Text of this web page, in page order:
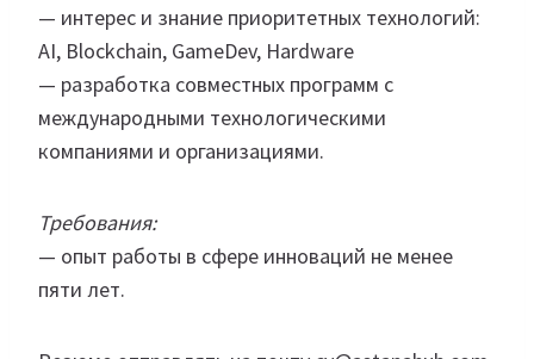
— интерес и знание приоритетных технологий:
AI, Blockchain, GameDev, Hardware
— разработка совместных программ с
международными технологическими
компаниями и организациями.
Требования:
— опыт работы в сфере инноваций не менее
пяти лет.